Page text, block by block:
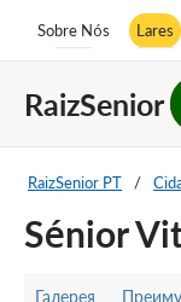
Sobre Nós Lares
RaizSenior
RaizSenior PT /
Sénior
Галерея